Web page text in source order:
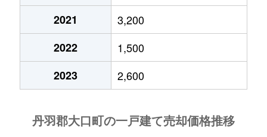
2021
3,200
2022
1,500
2023
2,600